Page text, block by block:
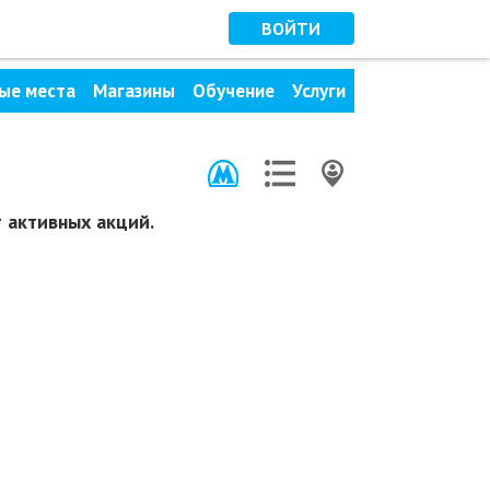
ВОЙТИ
места Магазины Обучение Услуги
акций.